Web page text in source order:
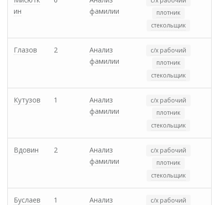
ин
фамилии
плотник
стекольщик
Глазов 2
Анализ
фамилии
с/х рабочий
плотник
стекольщик
Кутузов 1
Анализ
фамилии
с/х рабочий
плотник
стекольщик
Вдовин 2
Анализ
фамилии
с/х рабочий
плотник
стекольщик
Буслаев 1
Анализ
с/х рабочий